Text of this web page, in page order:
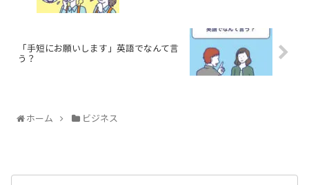
「手短にお願いします」英語でなんて言
う？
ホーム ビジネス